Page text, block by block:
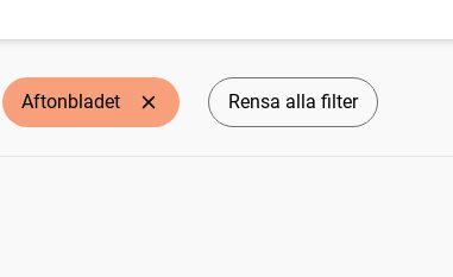
Aftonbladet Rensa alla filter